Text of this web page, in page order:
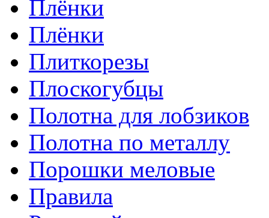
Плёнки
Плёнки
Плиткорезы
Плоскогубцы
Полотна для лобзиков
Полотна по металлу
Порошки меловые
Правила